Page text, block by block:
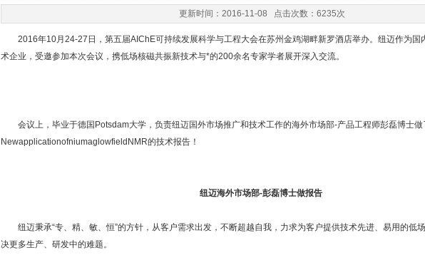
更新时间：2016-11-08 点击次数：6235次
2016年10月24-27日，第五届AIChE可持续发展科学与工程大会在苏州金鸡湖畔新罗酒店举办。纽迈作为国
术企业，受邀参加本次会议，携低场核磁共振新技术与*的200余名专家学者展开深入交流。
会议上，毕业于德国Potsdam大学，负责纽迈国外市场推广和技术工作的海外市场部-产品工程师彭磊博士做
NewapplicationofniumaglowfieldNMR的技术报告！
纽迈海外市场部-彭磊博士做报告
纽迈秉承“专、精、敏、恒”的方针，从客户需求出发，不断超越自我，力求为客户提供技术先进、易用的低
决更多生产、研发中的难题。